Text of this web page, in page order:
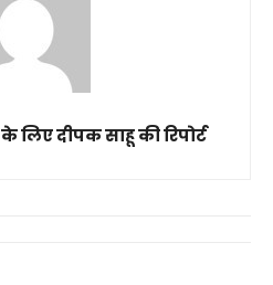
दीपक साहू की रिपोर्ट